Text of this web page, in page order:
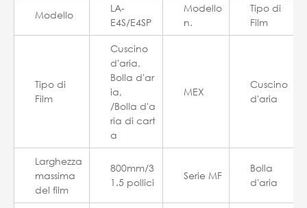
Modello
LA-
E4S/E4SP
Modello
n.
Tipo di
Film
Tipo di
Film
Cuscino
d'aria,
Bolla d'ar
ia,
/Bolla d'a
ria di cart
a
MEX
Cuscino
d'aria
Larghezza
massima
del film
800mm/3
1.5 pollici
Serie MF
Bolla
d'aria